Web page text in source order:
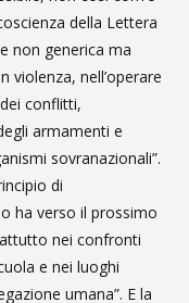
della Lettera
non generica ma
violenza, nell’operare
conflitti,
armamenti e
sovranazionali”.
di
ha verso il prossimo
nei confronti
e nei luoghi
umana”. E la